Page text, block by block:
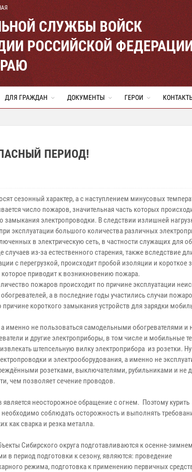
СЛУЖБЫ ВОЙСК
РОССИЙСКОЙ
ДЛЯ ГРАЖДАН ДОКУМЕНТЫ ГЕРОИ
ПЕРИОД!
сезонный характер, а с наступлением минусовых
число пожаров, значительная часть которых
замыкания электропроводки. В следствии излишней
эксплуатации большого количества различных
в электрическую сеть, в частности служащих для
из-за естественного старения, также вследствие
с перегрузкой, происходит пробой изоляции и короткое
которое приводит к возникновению пожара.
пожаров происходит по причине эксплуатации
а в последние годы участились случаи
короткого замыкания устройств для зарядки
именно не пользоваться самодельными обогревателями и
и другие электроприборы, в том числе и мобильные
штепсельную вилку электроприбора из розетки.
и электрооборудования, а именно не
розетками, выключателями, рубильниками и не
чем позволяет сечение проводов.
неосторожное обращение с огнем. Поэтому курить
соблюдать осторожность и выполнять
как сварка и резка металла.
Сибирского округа подготавливаются к осенне-
период подготовки к сезону, являются: проведение
режима, подготовка к применению первичных